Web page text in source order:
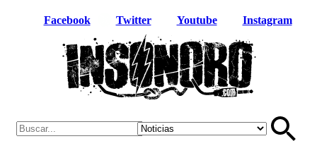
Facebook Twitter Youtube Instagram